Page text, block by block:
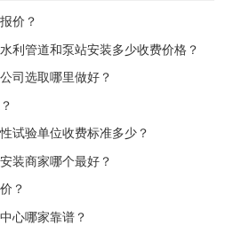
价？
利管道和泵站安装多少收费价格？
司选取哪里做好？
试验单位收费标准多少？
装商家哪个最好？
？
心哪家靠谱？
案例|防备重伤事故